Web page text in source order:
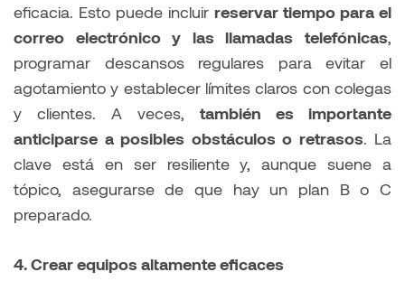
eficacia. Esto puede incluir reservar tiempo para el
correo electrónico y las llamadas telefónicas,
programar descansos regulares para evitar el
agotamiento y establecer límites claros con colegas
y clientes. A veces, también es importante
anticiparse a posibles obstáculos o retrasos. La
clave está en ser resiliente y, aunque suene a
tópico, asegurarse de que hay un plan B o C
preparado.
4. Crear equipos altamente eficaces